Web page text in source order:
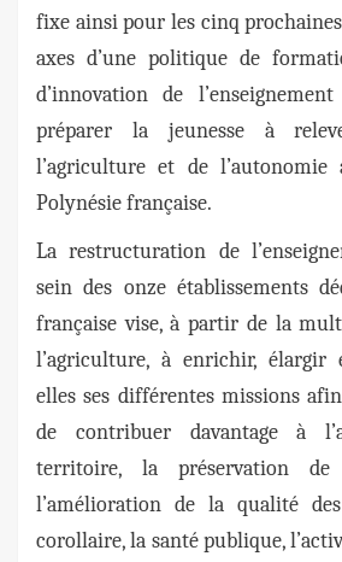
fixe ainsi pour les cinq
axes d’une politique de
d’innovation de
préparer la jeunesse à
l’agriculture et de
Polynésie française.
La restructuration de
sein des onze établissements
française vise, à partir de la
l’agriculture, à enrichir,
elles ses différentes missions
de contribuer davantage à
territoire, la préservation de
l’amélioration de la qualité
corollaire, la santé publique,